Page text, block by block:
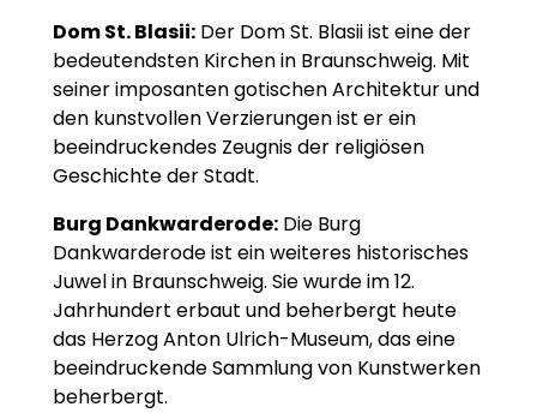
Dom St. Blasii:Der Dom St. Blasii ist eine der
bedeutendsten Kirchen in Braunschweig. Mit
seiner imposanten gotischen Architektur und
den kunstvollen Verzierungen ist er ein
beeindruckendes Zeugnis der religiösen
Geschichte der Stadt.
Burg Dankwarderode:Die Burg
Dankwarderode ist ein weiteres historisches
Juwel in Braunschweig. Sie wurde im 12.
Jahrhundert erbaut und beherbergt heute
das Herzog Anton Ulrich-Museum, das eine
beeindruckende Sammlung von Kunstwerken
beherbergt.